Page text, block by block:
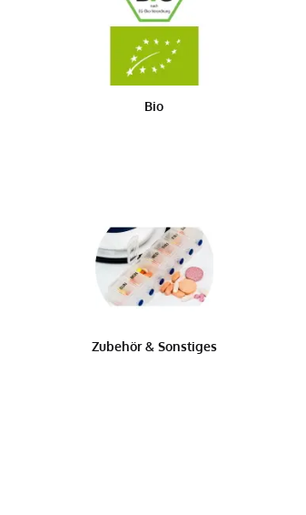
Bio
Zubehör & Sonstiges